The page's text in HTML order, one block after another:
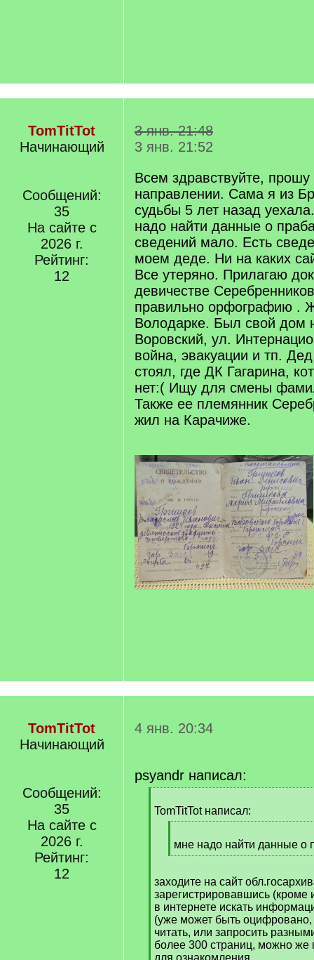
TomTitTot
Начинающий
Сообщений:
35
На сайте с
2026 г.
Рейтинг:
12
3 янв. 21:48
3 янв. 21:52
Всем здравствуйте,
направлении. Сама я из
судьбы 5 лет назад
надо найти данные о
сведений мало. Есть
моем деде. Ни на каких
Все утеряно. Прилагаю
девичестве
правильно орфографию .
Володарке. Был свой дом
Воровский, ул.
война, эвакуации и тп.
стоял, где ДК Гагарина,
нет:( Ищу для смены
Также ее племянник
жил на Карачиже.
TomTitTot
Начинающий
Сообщений:
35
На сайте с
2026 г.
Рейтинг:
12
4 янв. 20:34
psyandr написал:
q
TomTitTot написал:
q
]
мне надо найти данные о
[
q
]
заходите на сайт
зарегистрировавшись (кроме
в интернете искать
(уже может быть
читать, или запросить
более 300 страниц, можно же
для ознакомления.